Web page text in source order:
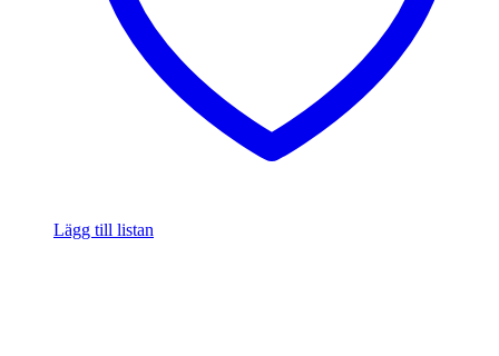
Lägg till listan